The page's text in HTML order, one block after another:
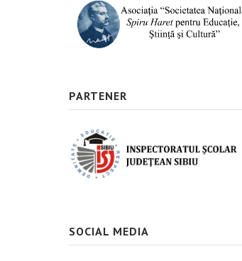
PARTENER
SOCIAL MEDIA